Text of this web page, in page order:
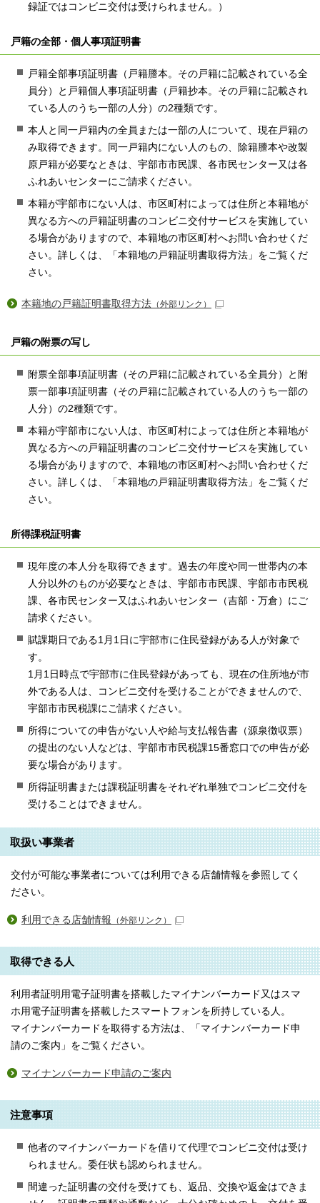
録証ではコンビニ交付は受けられません。）
戸籍の全部・個人事項証明書
戸籍全部事項証明書（戸籍謄本。その戸籍に記載されている全
員分）と戸籍個人事項証明書（戸籍抄本。その戸籍に記載され
ている人のうち一部の人分）の2種類です。
本人と同一戸籍内の全員または一部の人について、現在戸籍の
み取得できます。同一戸籍内にない人のもの、除籍謄本や改製
原戸籍が必要なときは、宇部市市民課、各市民センター又は各
ふれあいセンターにご請求ください。
本籍が宇部市にない人は、市区町村によっては住所と本籍地が
異なる方への戸籍証明書のコンビニ交付サービスを実施してい
る場合がありますので、本籍地の市区町村へお問い合わせくだ
さい。詳しくは、「本籍地の戸籍証明書取得方法」をご覧くだ
さい。
本籍地の戸籍証明書取得方法 （外部リンク）
戸籍の附票の写し
附票全部事項証明書（その戸籍に記載されている全員分）と附
票一部事項証明書（その戸籍に記載されている人のうち一部の
人分）の2種類です。
本籍が宇部市にない人は、市区町村によっては住所と本籍地が
異なる方への戸籍証明書のコンビニ交付サービスを実施してい
る場合がありますので、本籍地の市区町村へお問い合わせくだ
さい。詳しくは、「本籍地の戸籍証明書取得方法」をご覧くだ
さい。
所得課税証明書
現年度の本人分を取得できます。過去の年度や同一世帯内の本
人分以外のものが必要なときは、宇部市市民課、宇部市市民税
課、各市民センター又はふれあいセンター（吉部・万倉）にご
請求ください。
賦課期日である1月1日に宇部市に住民登録がある人が対象で
す。
1月1日時点で宇部市に住民登録があっても、現在の住所地が市
外である人は、コンビニ交付を受けることができませんので、
宇部市市民税課にご請求ください。
所得についての申告がない人や給与支払報告書（源泉徴収票）
の提出のない人などは、宇部市市民税課15番窓口での申告が必
要な場合があります。
所得証明書または課税証明書をそれぞれ単独でコンビニ交付を
受けることはできません。
取扱い事業者
交付が可能な事業者については利用できる店舗情報を参照してく
ださい。
利用できる店舗情報 （外部リンク）
取得できる人
利用者証明用電子証明書を搭載したマイナンバーカード又はスマ
ホ用電子証明書を搭載したスマートフォンを所持している人。
マイナンバーカードを取得する方法は、「マイナンバーカード申
請のご案内」をご覧ください。
マイナンバーカード申請のご案内
注意事項
他者のマイナンバーカードを借りて代理でコンビニ交付は受け
られません。委任状も認められません。
間違った証明書の交付を受けても、返品、交換や返金はできま